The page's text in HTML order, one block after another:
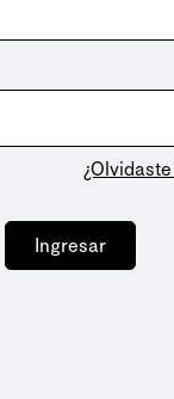
Ingresar